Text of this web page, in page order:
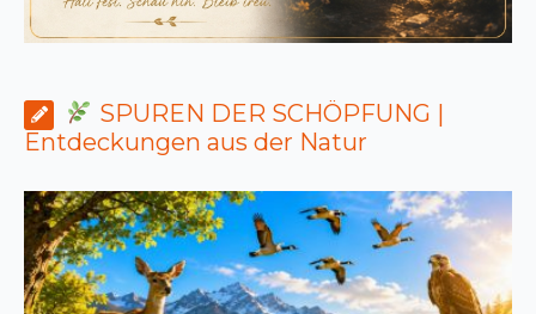
SPUREN DER SCHÖPFUNG |
Entdeckungen aus der Natur